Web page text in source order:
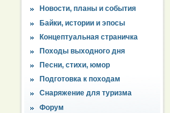
Новости, планы и события
Байки, истории и эпосы
Концептуальная страничка
Походы выходного дня
Песни, стихи, юмор
Подготовка к походам
Снаряжение для туризма
Форум